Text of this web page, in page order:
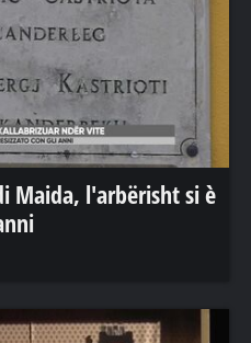
Maida, l'arbërisht si è